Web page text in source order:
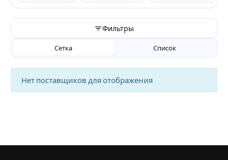
Фильтры
Сетка Список
Нет поставщиков для отображения